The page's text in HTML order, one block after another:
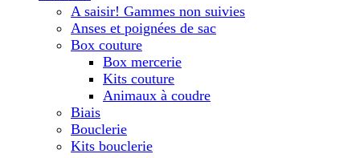
A saisir! Gammes non suivies
Anses et poignées de sac
Box couture
Box mercerie
Kits couture
Animaux à coudre
Biais
Bouclerie
Kits bouclerie